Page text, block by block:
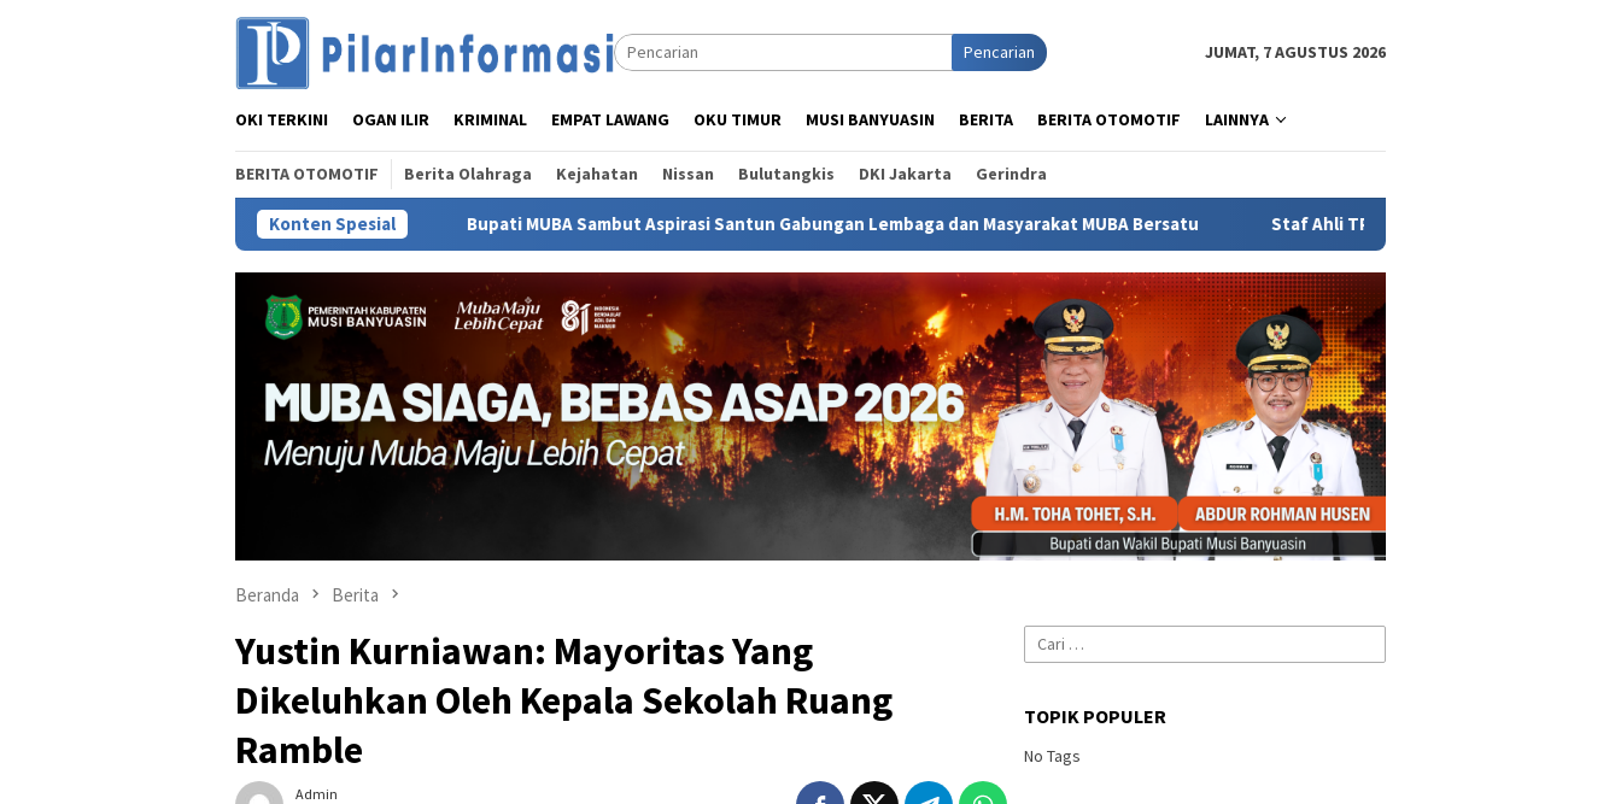
Pencarian JUMAT, 7 AGUSTUS 2026
OKI TERKINI OGAN ILIR KRIMINAL EMPAT LAWANG OKU TIMUR MUSI BANYUASIN BERITA BERITA OTOMOTIF LAINNYA
BERITA OTOMOTIF Berita Olahraga Kejahatan Nissan Bulutangkis DKI Jakarta Gerindra
Konten Spesial
Bupati MUBA Sambut Aspirasi Santun Gabungan Lembaga dan Masyarakat MUBA Bersatu Staf Ahli TP PKK Sumsel Lidyawati Cik Ujang: Pelatihan
Beranda Berita
Yustin Kurniawan: Mayoritas Yang
Dikeluhkan Oleh Kepala Sekolah Ruang
Ramble
Admin
Cari
untuk:
TOPIK POPULER
No Tags